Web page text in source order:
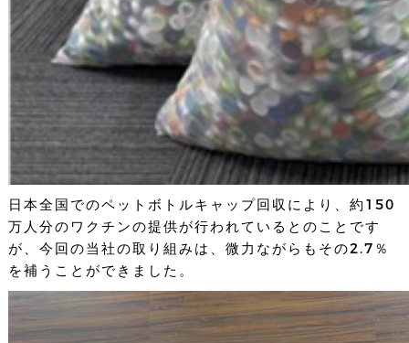
日本全国でのペットボトルキャップ回収により、約150
万人分のワクチンの提供が行われているとのことです
が、今回の当社の取り組みは、微力ながらもその2.7％
を補うことができました。